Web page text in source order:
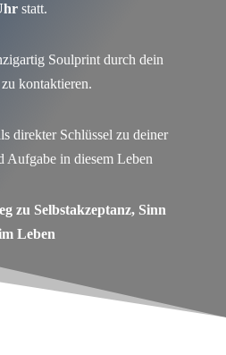
statt.
Soulprint durch dein
kontaktieren.
direkter Schlüssel zu deiner
Aufgabe in diesem Leben
zu Selbstakzeptanz, Sinn
Leben